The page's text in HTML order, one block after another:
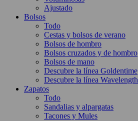
Ajustado
Bolsos
Todo
Cestas y bolsos de verano
Bolsos de hombro
Bolsos cruzados y de hombro
Bolsos de mano
Descubre la línea Goldentime
Descubre la línea Wavelength
Zapatos
Todo
Sandalias y alpargatas
Tacones y Mules